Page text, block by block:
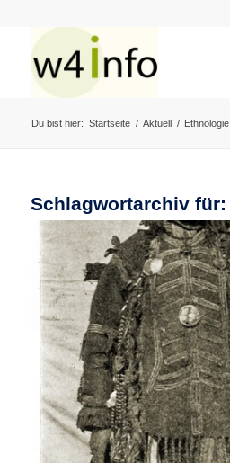
Du bist hier: Startseite / Aktuell / Ethnologie
Schlagwortarchiv für: